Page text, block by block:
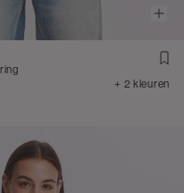
+ 2 kleuren